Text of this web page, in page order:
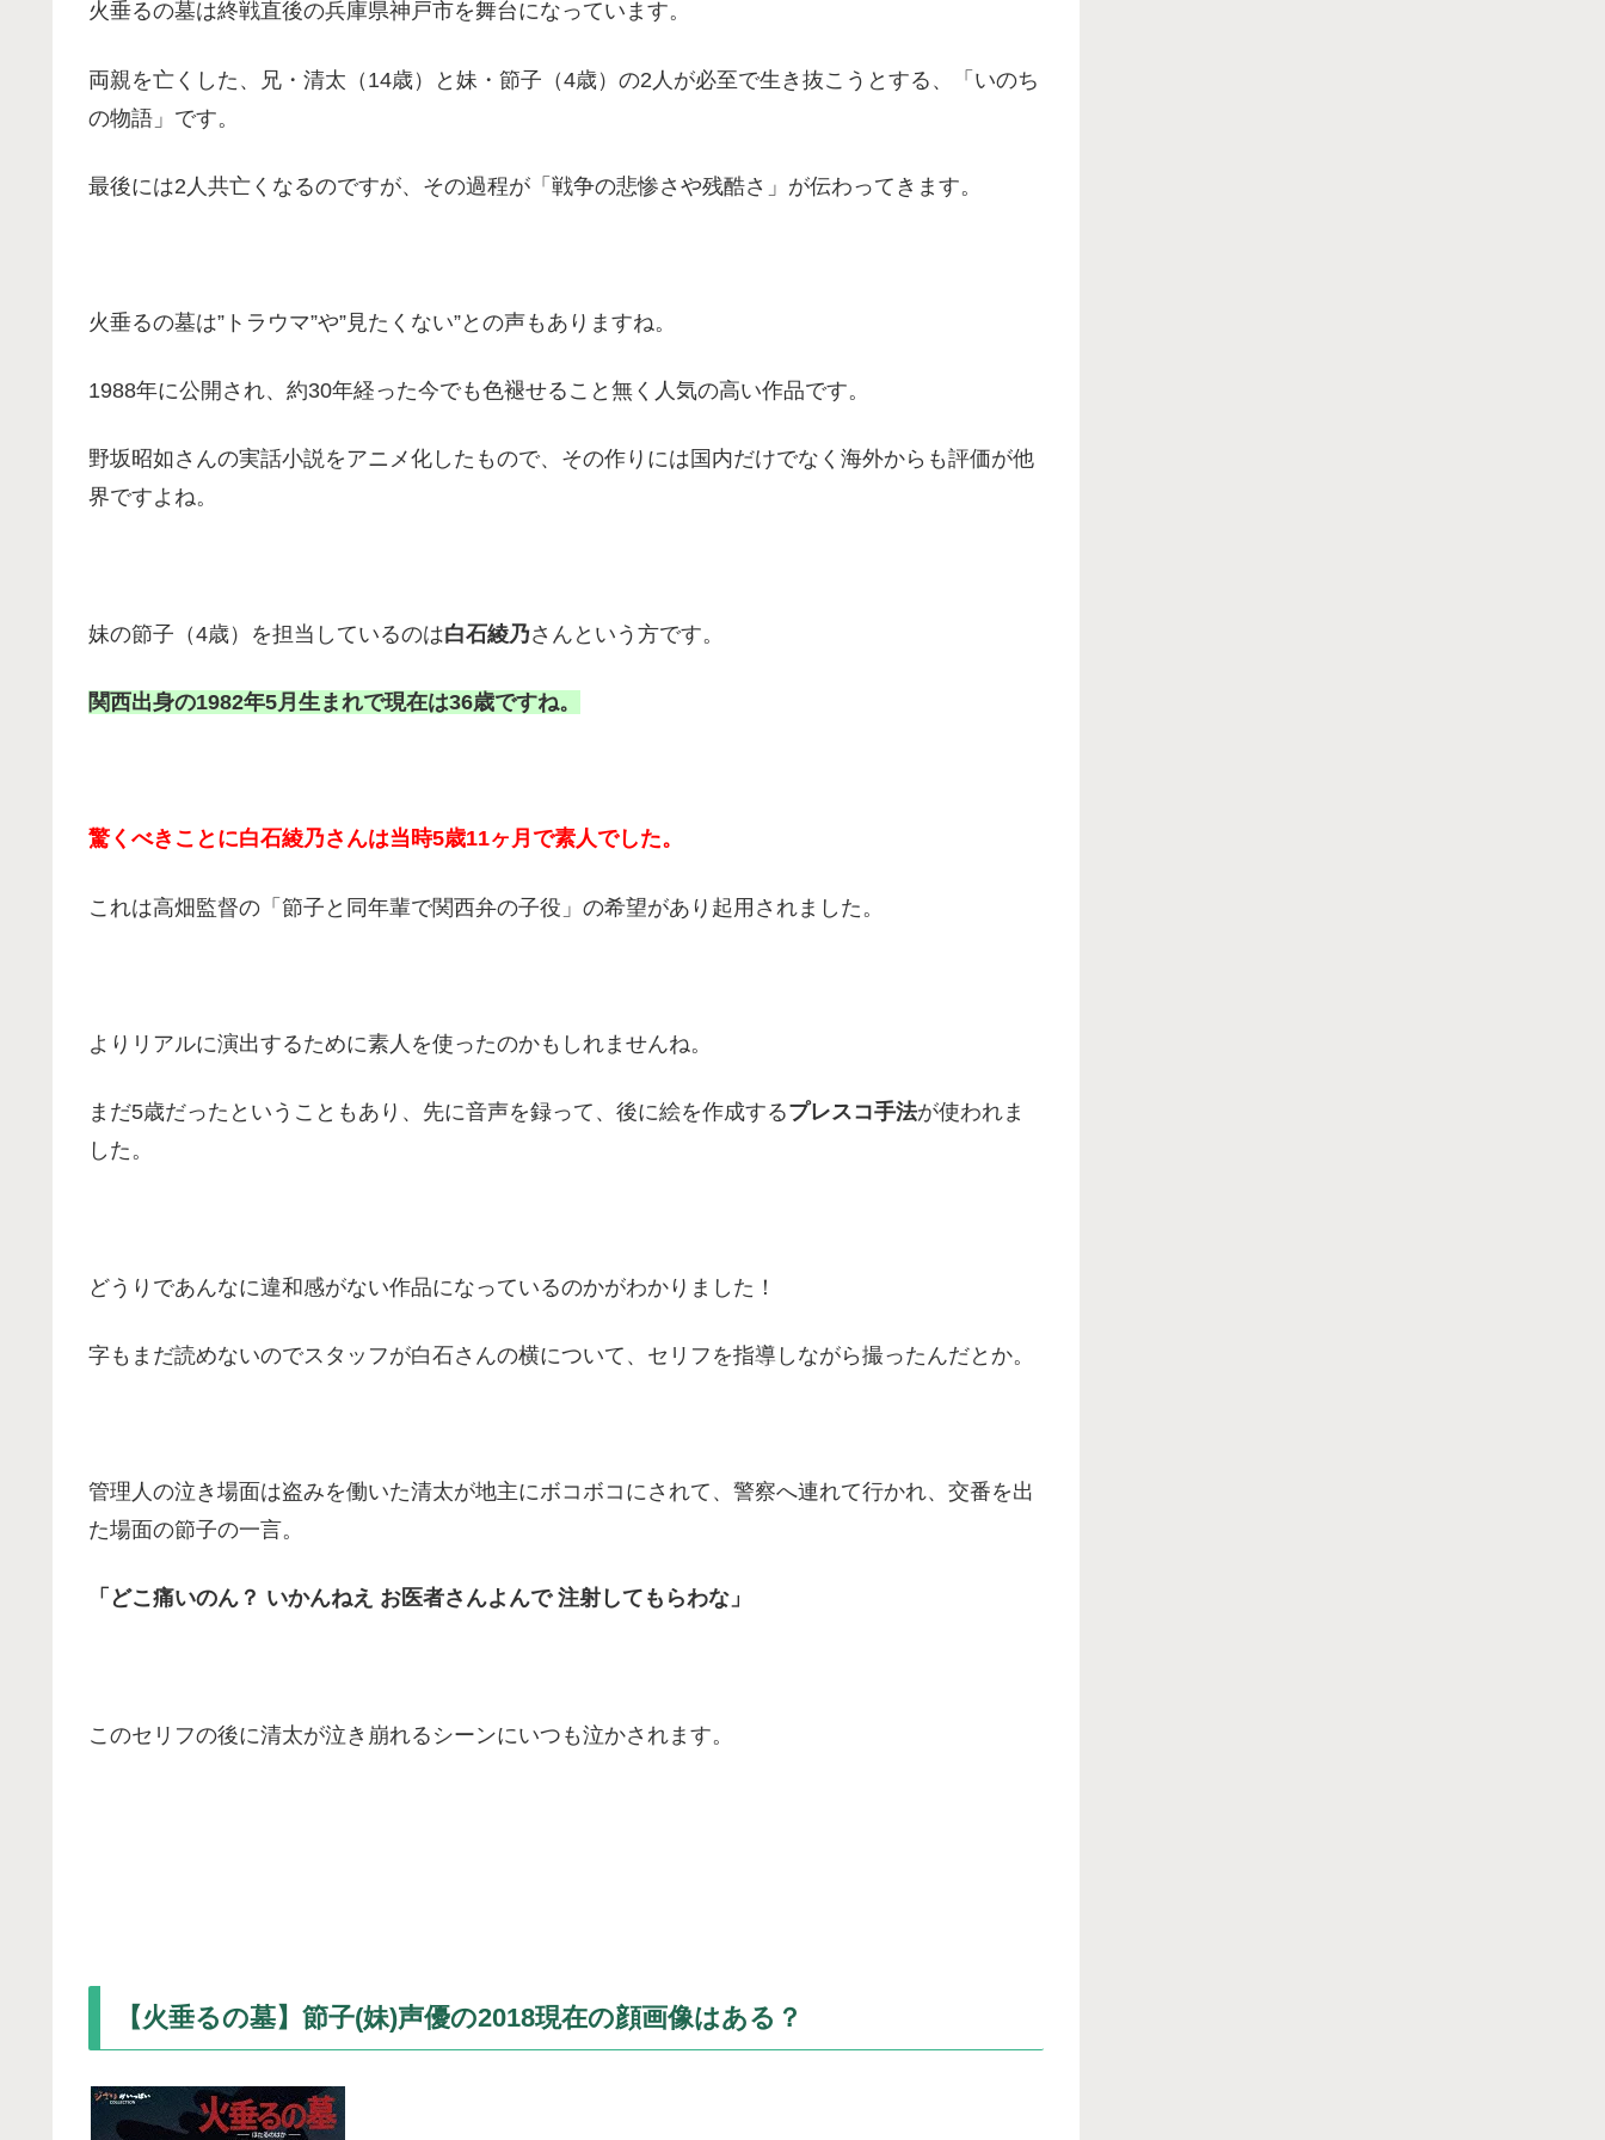
火垂るの墓は終戦直後の兵庫県神戸市を舞台になっています。
両親を亡くした、兄・清太（14歳）と妹・節子（4歳）の2人が必至で生き抜こうとする、「いのち
の物語」です。
最後には2人共亡くなるのですが、その過程が「戦争の悲惨さや残酷さ」が伝わってきます。
火垂るの墓は”トラウマ”や”見たくない”との声もありますね。
1988年に公開され、約30年経った今でも色褪せること無く人気の高い作品です。
野坂昭如さんの実話小説をアニメ化したもので、その作りには国内だけでなく海外からも評価が他
界ですよね。
妹の節子（4歳）を担当しているのは白石綾乃さんという方です。
関西出身の1982年5月生まれで現在は36歳ですね。
驚くべきことに白石綾乃さんは当時5歳11ヶ月で素人でした。
これは高畑監督の「節子と同年輩で関西弁の子役」の希望があり起用されました。
よりリアルに演出するために素人を使ったのかもしれませんね。
まだ5歳だったということもあり、先に音声を録って、後に絵を作成するプレスコ手法が使われま
した。
どうりであんなに違和感がない作品になっているのかがわかりました！
字もまだ読めないのでスタッフが白石さんの横について、セリフを指導しながら撮ったんだとか。
管理人の泣き場面は盗みを働いた清太が地主にボコボコにされて、警察へ連れて行かれ、交番を出
た場面の節子の一言。
「どこ痛いのん？ いかんねえ お医者さんよんで 注射してもらわな」
このセリフの後に清太が泣き崩れるシーンにいつも泣かされます。
【火垂るの墓】節子(妹)声優の2018現在の顔画像はある？